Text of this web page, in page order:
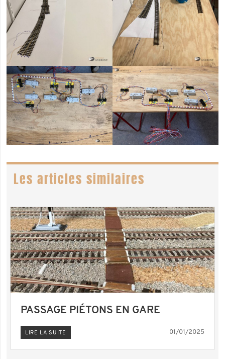
Les articles similaires
PASSAGE PIÉTONS EN GARE
LIRE LA SUITE 01/01/2025